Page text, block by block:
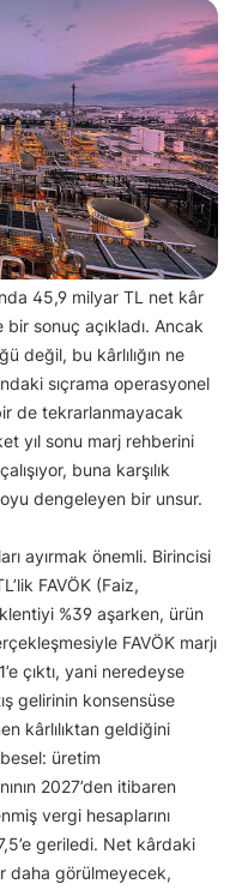
45,9 milyar TL net kâr
sonuç açıkladı. Ancak
değil, bu kârlılığın ne
sıçrama operasyonel
de tekrarlanmayacak
yıl sonu marj rehberini
buna karşılık
dengeleyen bir unsur.
ayırmak önemli. Birincisi
FAVÖK (Faiz,
%39 aşarken, ürün
FAVÖK marjı
çıktı, yani neredeyse
gelirinin konsensüse
kârlılıktan geldiğini
üretim
2027’den itibaren
vergi hesaplarını
geriledi. Net kârdaki
daha görülmeyecek,